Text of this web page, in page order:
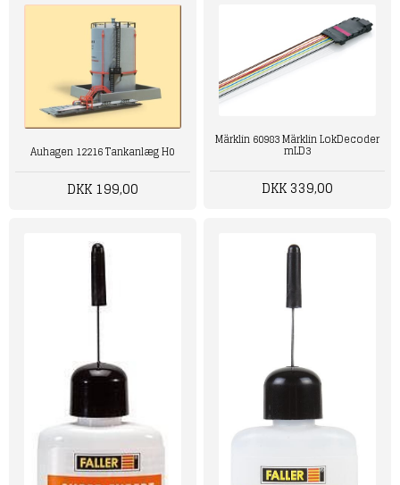
Auhagen 12216 Tankanlæg H0
DKK 199,00
Märklin 60983 Märklin LokDecoder
mLD3
DKK 339,00